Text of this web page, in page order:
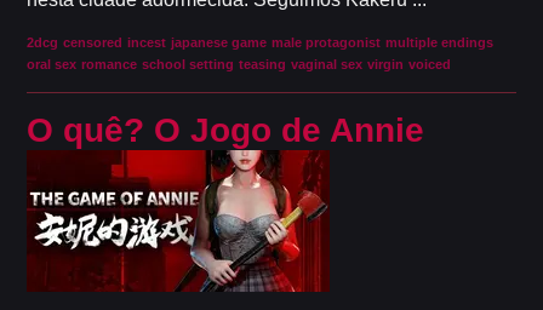
2dcg censored incest japanese game male protagonist multiple endings
oral sex romance school setting teasing vaginal sex virgin voiced
O quê? O Jogo de Annie